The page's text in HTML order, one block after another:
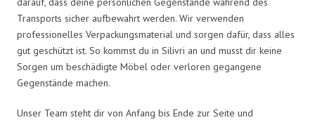
Transports sicher aufbewahrt werden. Wir verwenden
professionelles Verpackungsmaterial und sorgen dafür, dass alles
gut geschützt ist. So kommst du in Silivri an und musst dir keine
Sorgen um beschädigte Möbel oder verloren gegangene
Gegenstände machen.
Unser Team steht dir von Anfang bis Ende zur Seite und